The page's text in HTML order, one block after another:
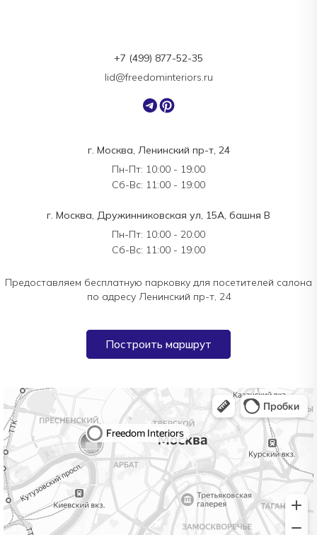
г. Москва, Ленинский пр-т, 24
Пн-Пт: 10:00 - 19:00
Сб-Вс: 11:00 - 19:00
г. Москва, Дружинниковская ул, 15А, башня В
Пн-Пт: 10:00 - 20:00
Сб-Вс: 11:00 - 19:00
Предоставляем бесплатную парковку для посетителей салона
по адресу Ленинский пр-т, 24
Построить маршрут
+7 (499) 877-52-35
lid@freedominteriors.ru